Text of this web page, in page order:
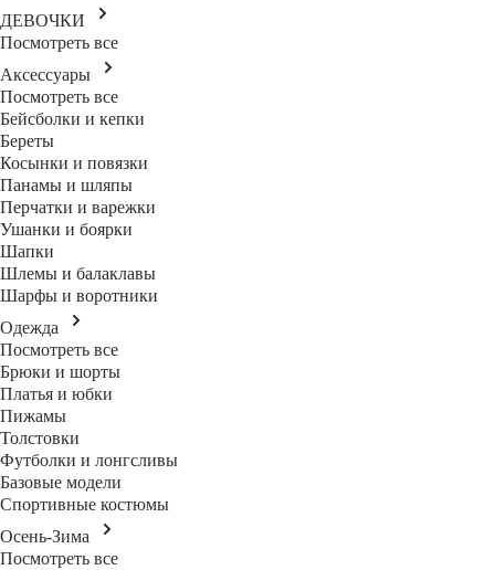
ДЕВОЧКИ
Посмотреть все
Аксессуары
Посмотреть все
Бейсболки и кепки
Береты
Косынки и повязки
Панамы и шляпы
Перчатки и варежки
Ушанки и боярки
Шапки
Шлемы и балаклавы
Шарфы и воротники
Одежда
Посмотреть все
Брюки и шорты
Платья и юбки
Пижамы
Толстовки
Футболки и лонгсливы
Базовые модели
Спортивные костюмы
Осень-Зима
Посмотреть все